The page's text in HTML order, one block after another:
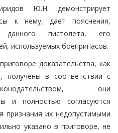
Ю.Н. демонстрирует
к нему, дает пояснения,
данного пистолета, его
используемых боеприпасов.
доказательства, как
получены в соответствии с
они
и полностью согласуются
признания их недопустимыми
указано в приговоре, не